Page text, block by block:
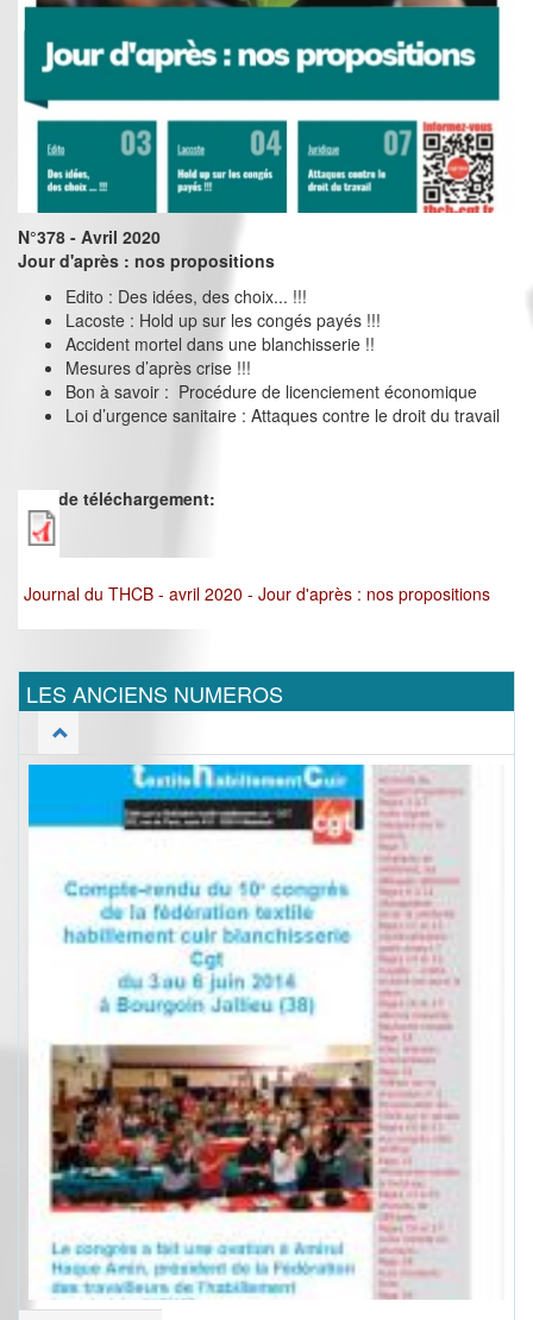
N°378 - Avril 2020
Jour d'après : nos propositions
Edito : Des idées, des choix... !!!
Lacoste : Hold up sur les congés payés !!!
Accident mortel dans une blanchisserie !!
Mesures d’après crise !!!
Bon à savoir : Procédure de licenciement économique
Loi d’urgence sanitaire : Attaques contre le droit du travail
Lien de téléchargement:
Journal du THCB - avril 2020 - Jour d'après : nos propositions
LES ANCIENS NUMEROS